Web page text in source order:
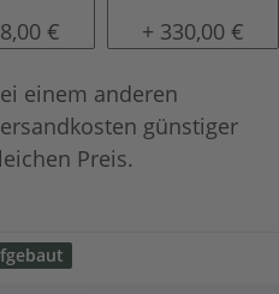
€ Konfigurator
+ 330,00 €
einem anderen
günstiger
Preis.